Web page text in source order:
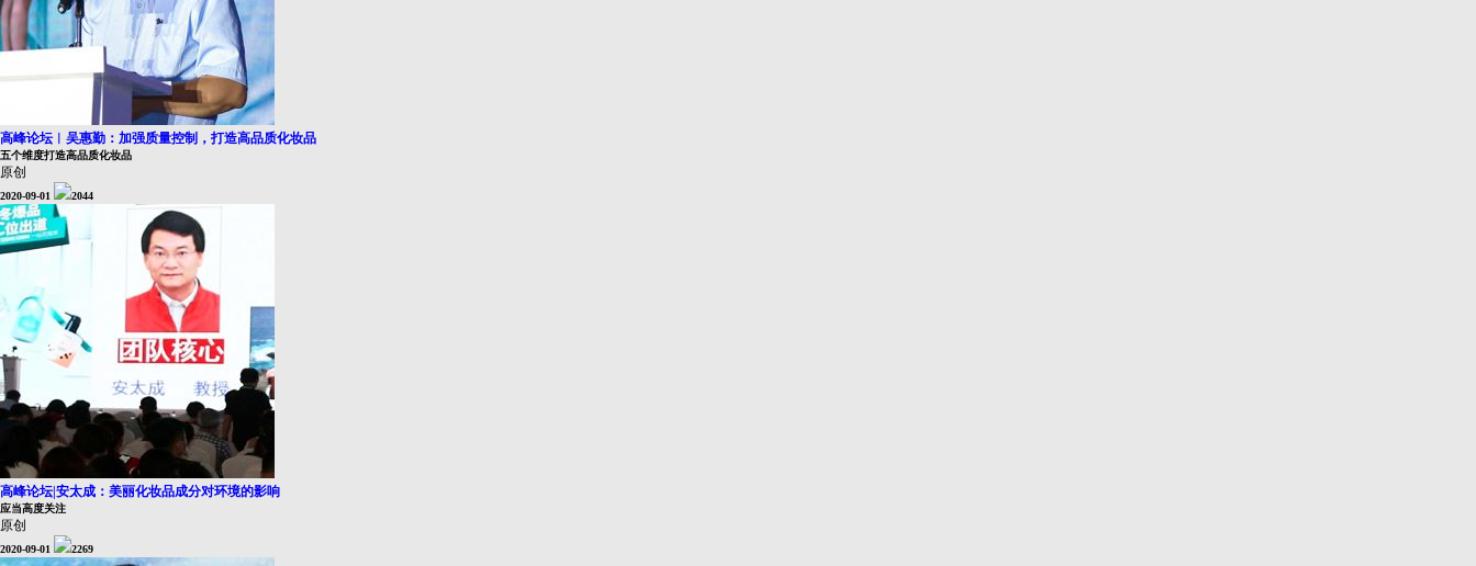
高峰论坛︱吴惠勤：加强质量控制，打造高品质化妆品
五个维度打造高品质化妆品
原创
2020-09-01 2044
高峰论坛|安太成：美丽化妆品成分对环境的影响
应当高度关注
原创
2020-09-01 2269